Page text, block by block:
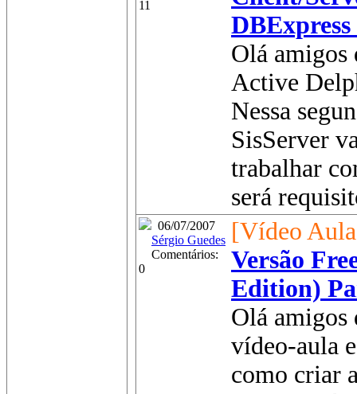
11
Olá
Active
Nessa
SisServer
trabalhar
será
06/07/2007
Sérgio Guedes
Comentários:
0
[Vídeo
Versão
Edition)
Olá
vídeo-aula
como criar